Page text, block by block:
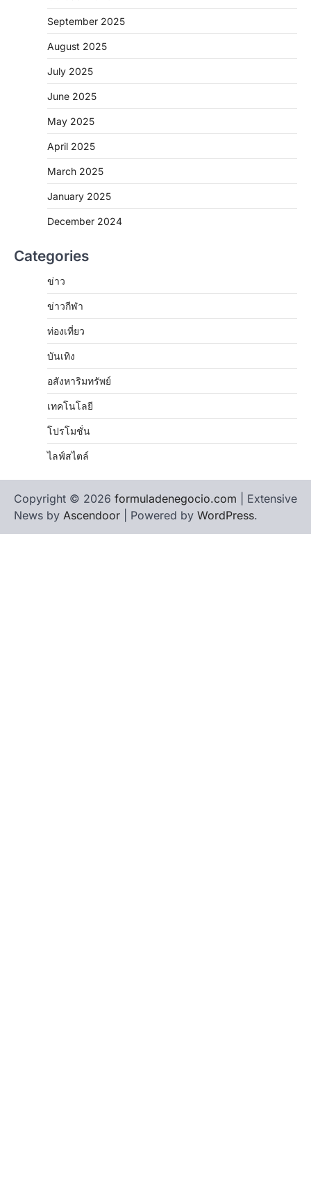
September 2025
August 2025
July 2025
June 2025
May 2025
April 2025
March 2025
January 2025
December 2024
Categories
ข่าว
ข่าวกีฬา
ท่องเที่ยว
บันเทิง
อสังหาริมทรัพย์
เทคโนโลยี
โปรโมชั่น
ไลฟ์สไตล์
Copyright © 2026 formuladenegocio.com | Extensive
News by Ascendoor | Powered by WordPress.